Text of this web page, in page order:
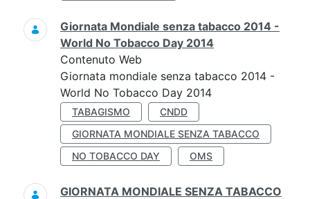
Giornata Mondiale senza tabacco 2014 -
World No Tobacco Day 2014
Contenuto Web
Giornata mondiale senza tabacco 2014 -
World No Tobacco Day 2014
TABAGISMO
CNDD
GIORNATA MONDIALE SENZA TABACCO
NO TOBACCO DAY
OMS
GIORNATA MONDIALE SENZA TABACCO